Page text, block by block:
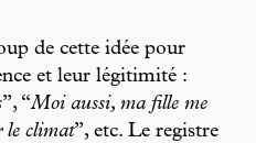
de cette idée pour
et leur légitimité :
”, “Moi aussi, ma fille me
le climat”, etc. Le registre